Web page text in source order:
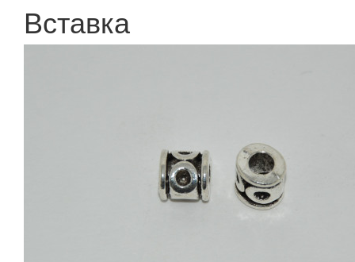
Вставка